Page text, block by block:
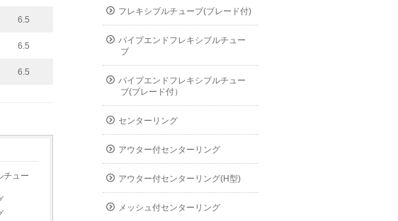
6.5
6.5
6.5
チュー
フレキシブルチューブ(ブレード付)
パイプエンドフレキシブルチュー
ブ
パイプエンドフレキシブルチュー
ブ(ブレード付）
センターリング
アウター付センターリング
アウター付センターリング(H型)
メッシュ付センターリング